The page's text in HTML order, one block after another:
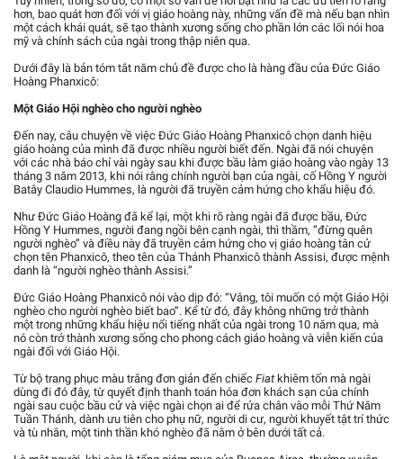
hơn, bao quát hơn đối với vị giáo hoàng này, những vấn đề mà nếu bạn nhìn
một cách khái quát, sẽ tạo thành xương sống cho phần lớn các lối nói hoa
mỹ và chính sách của ngài trong thập niên qua.
Dưới đây là bản tóm tắt năm chủ đề được cho là hàng đầu của Đức Giáo
Hoàng Phanxicô:
Một Giáo Hội nghèo cho người nghèo
Đến nay, câu chuyện về việc Đức Giáo Hoàng Phanxicô chọn danh hiệu
giáo hoàng của mình đã được nhiều người biết đến. Ngài đã nói chuyện
với các nhà báo chỉ vài ngày sau khi được bầu làm giáo hoàng vào ngày 13
tháng 3 năm 2013, khi nói rằng chính người bạn của ngài, cố Hồng Y người
Batây Claudio Hummes, là người đã truyền cảm hứng cho khẩu hiệu đó.
Như Đức Giáo Hoàng đã kể lại, một khi rõ ràng ngài đã được bầu, Đức
Hồng Y Hummes, người đang ngồi bên cạnh ngài, thì thầm, “đừng quên
người nghèo” và điều này đã truyền cảm hứng cho vị giáo hoàng tân cử
chọn tên Phanxicô, theo tên của Thánh Phanxicô thành Assisi, được mệnh
danh là “người nghèo thành Assisi.”
Đức Giáo Hoàng Phanxicô nói vào dịp đó: “Vâng, tôi muốn có một Giáo Hội
nghèo cho người nghèo biết bao”. Kể từ đó, đây không những trở thành
một trong những khẩu hiệu nổi tiếng nhất của ngài trong 10 năm qua, mà
nó còn trở thành xương sống cho phong cách giáo hoàng và viễn kiến của
ngài đối với Giáo Hội.
Từ bộ trang phục màu trắng đơn giản đến chiếc Fiat khiêm tốn mà ngài
dùng đi đó đây, từ quyết định thanh toán hóa đơn khách sạn của chính
ngài sau cuộc bầu cử và việc ngài chọn ai để rửa chân vào mỗi Thứ Năm
Tuần Thánh, dành ưu tiên cho phụ nữ, người di cư, người khuyết tật trí thức
và tù nhân, một tinh thần khó nghèo đã nằm ở bên dưới tất cả.